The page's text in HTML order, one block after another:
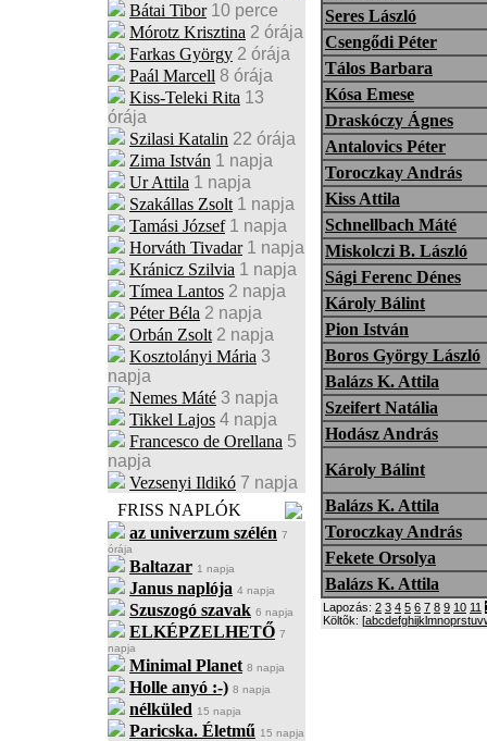
Bátai Tibor 10 perce
Mórotz Krisztina 2 órája
Farkas György 2 órája
Paál Marcell 8 órája
Kiss-Teleki Rita 13
órája
Szilasi Katalin 22 órája
Zima István 1 napja
Ur Attila 1 napja
Szakállas Zsolt 1 napja
Tamási József 1 napja
Horváth Tivadar 1 napja
Kránicz Szilvia 1 napja
Tímea Lantos 2 napja
Péter Béla 2 napja
Orbán Zsolt 2 napja
Kosztolányi Mária 3
napja
Nemes Máté 3 napja
Tikkel Lajos 4 napja
Francesco de Orellana 5
napja
Vezsenyi Ildikó 7 napja
FRISS NAPLÓK
az univerzum szélén 7
órája
Baltazar 1 napja
Janus naplója 4 napja
Szuszogó szavak 6 napja
ELKÉPZELHETŐ 7
napja
Minimal Planet 8 napja
Holle anyó :-) 8 napja
nélküled 15 napja
Paricska. Életmű 15 napja
Seres László
Csengődi Péter
Tálos Barbara
Kósa Emese
Draskóczy Ágnes
Antalovics Péter
Toroczkay András
Kiss Attila
Schnellbach Máté
Miskolczi B. László
Sági Ferenc Dénes
Károly Bálint
Pion István
Boros György László
Balázs K. Attila
Szeifert Natália
Hodász András
Károly Bálint
Balázs K. Attila
Toroczkay András
Fekete Orsolya
Balázs K. Attila
Lapozás: 2 3 4 5 6 7 8 9 10 11
Költõk: [abcdefghijklmnoprstuv